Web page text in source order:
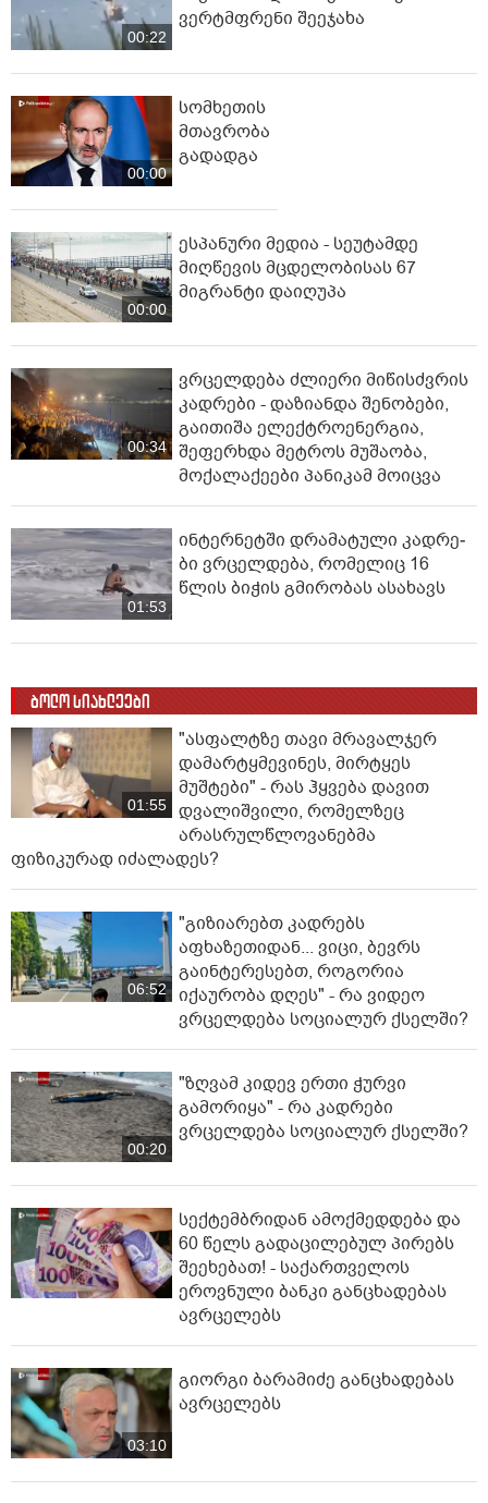
00:22
ვერტმფრენი შეეჯახა
00:00
სომხეთის
მთავრობა
გადადგა
00:00
ესპანური მედია - სეუტამდე
მიღწევის მცდელობისას 67
მიგრანტი დაიღუპა
00:34
ვრცელდება ძლიერი მიწისძვრის
კადრები - დაზიანდა შენობები,
გაითიშა ელექტროენერგია,
შეფერხდა მეტროს მუშაობა,
მოქალაქეები პანიკამ მოიცვა
01:53
ინ­ტერ­ნეტ­ში დრა­მა­ტუ­ლი კად­რე­
ბი ვრცელდება, რომელიც 16
წლის ბიჭის გმირობას ასახავს
ბოლო სიახლეები
01:55
"ასფალტზე თავი მრავალჯერ
დამარტყმევინეს, მირტყეს
მუშტები" - რას ჰყვება დავით
დვალიშვილი, რომელზეც
არასრულწლოვანებმა
ფიზიკურად იძალადეს?
06:52
"გიზიარებთ კადრებს
აფხაზეთიდან... ვიცი, ბევრს
გაინტერესებთ, როგორია
იქაურობა დღეს" - რა ვიდეო
ვრცელდება სოციალურ ქსელში?
00:20
"ზღვამ კიდევ ერთი ჭურვი
გამორიყა" - რა კადრები
ვრცელდება სოციალურ ქსელში?
სექტემბრიდან ამოქმედდება და
60 წელს გადაცილებულ პირებს
შეეხებათ! - საქართველოს
ეროვნული ბანკი განცხადებას
ავრცელებს
03:10
გიორგი ბარამიძე განცხადებას
ავრცელებს